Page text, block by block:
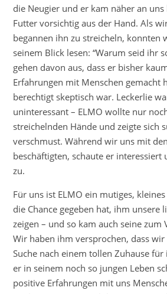
die Neugier und er kam näher an
Futter vorsichtig aus der Hand. Als
begannen ihn zu streicheln, konnten
seinem Blick lesen: “Warum seid ihr
gehen davon aus, dass er bisher
Erfahrungen mit Menschen gemacht
berechtigt skeptisch war. Leckerlie
uninteressant – ELMO wollte nur
streichelnden Hände und zeigte sich
verschmust. Während wir uns mit
beschäftigten, schaute er interessiert
zu.
Für uns ist ELMO ein mutiges,
die Chance gegeben hat, ihm unsere
zeigen – und so kam auch seine zum
Wir haben ihm versprochen, dass
Suche nach einem tollen Zuhause
er in seinem noch so jungen Leben
positive Erfahrungen mit uns